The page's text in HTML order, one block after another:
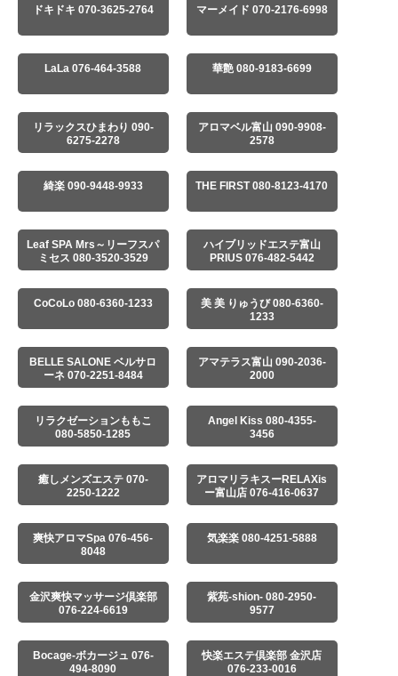
ドキドキ 070-3625-2764 マーメイド 070-2176-6998
LaLa 076-464-3588 華艶 080-9183-6699
リラックスひまわり 090-
6275-2278
アロマベル富山 090-9908-
2578
綺楽 090-9448-9933 THE FIRST 080-8123-4170
Leaf SPA Mrs～リーフスパ
ミセス 080-3520-3529
ハイブリッドエステ富山
PRIUS 076-482-5442
CoCoLo 080-6360-1233
美 美 りゅうび 080-6360-
1233
BELLE SALONE ベルサロ
ーネ 070-2251-8484
アマテラス富山 090-2036-
2000
リラクゼーションももこ
080-5850-1285
Angel Kiss 080-4355-
3456
癒しメンズエステ 070-
2250-1222
アロマリラキスーRELAXis
ー富山店 076-416-0637
爽快アロマSpa 076-456-
8048
気楽楽 080-4251-5888
金沢爽快マッサージ倶楽部
076-224-6619
紫苑-shion- 080-2950-
9577
Bocage-ボカージュ 076-
494-8090
快楽エステ倶楽部 金沢店
076-233-0016